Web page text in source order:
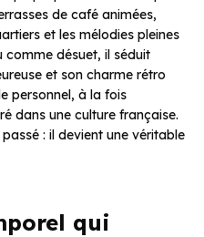
de café animées,
et les mélodies pleines
désuet, il séduit
et son charme rétro
personnel, à la fois
dans une culture française.
: il devient une véritable
qui